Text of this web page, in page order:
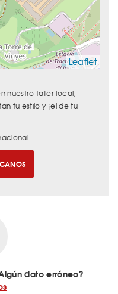
Leaflet
nuestro taller local,
tu estilo y ¡el de tu
dato erróneo?